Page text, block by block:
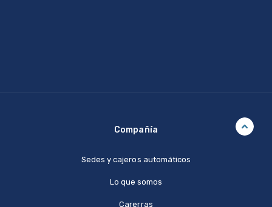
Compañía
Sedes y cajeros automáticos
Lo que somos
Carerras